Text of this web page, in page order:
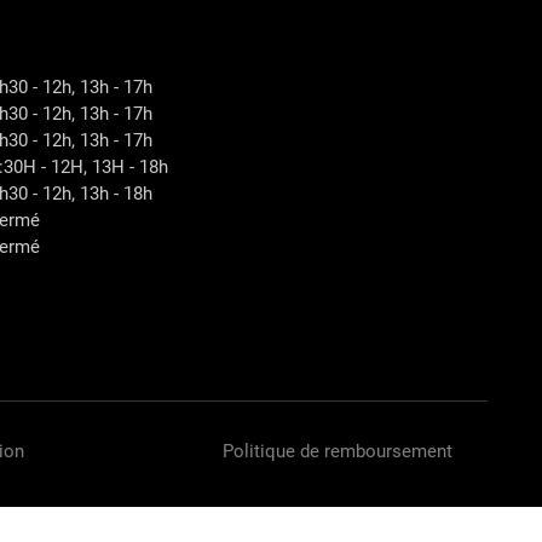
- 12h, 13h - 17h
- 12h, 13h - 17h
- 12h, 13h - 17h
- 12H, 13H - 18h
- 12h, 13h - 18h
Politique de remboursement